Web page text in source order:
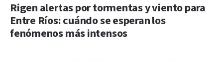
Rigen alertas por tormentas y viento para
Entre Ríos: cuándo se esperan los
fenómenos más intensos